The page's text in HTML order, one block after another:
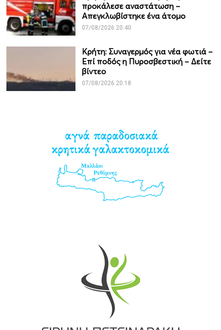
προκάλεσε αναστάτωση –
Απεγκλωβίστηκε ένα άτομο
07/08/2026 20:40
Κρήτη: Συναγερμός για νέα φωτιά –
Επί ποδός η Πυροσβεστική – Δείτε
βίντεο
07/08/2026 20:18